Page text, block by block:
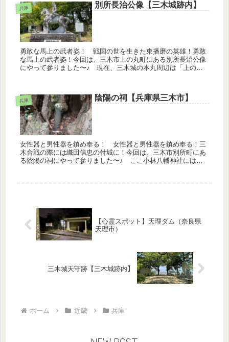
兵庫 別所長治公像【三木城跡内】
勇敢な馬上の武者姿！ 戦国の世を生きた東播磨の英雄！勇敢
な馬上の武者姿！今回は、三木市上の丸町にある別所長治公像
にやって参りました〜♪ 現在、三木城の本丸周辺は「上の丸
兵庫 陰陽の祠【兵庫県三木市】
女性器と男性器を鎮め奉る！ 女性器と男性器を鎮め奉る！三
木合戦の際には織田信忠の付城に！今回は、三木市別所町にあ
る陰陽の祠にやって参りました〜♪ ここ小林八幡神社には、
【心霊スポット】天理ダム（奈良県
天理市）
三木城天守跡【三木城跡内】
ホーム 近畿 兵庫